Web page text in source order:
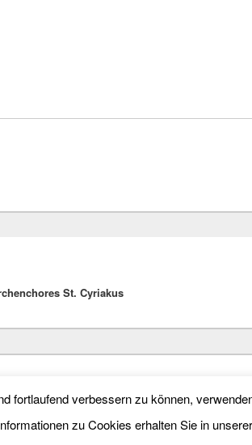
St. Cyriakus
. Alle Rechte vorbehalten.
fortlaufend verbessern zu können,
zu Cookies erhalten Sie in